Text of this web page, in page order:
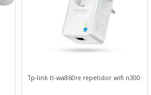
Tp-link tl-wa860re repetidor wifi n300